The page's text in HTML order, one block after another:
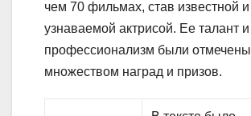
чем 70 фильмах, став известной и
узнаваемой актрисой. Ее талант и
профессионализм были отмечены
множеством наград и призов.